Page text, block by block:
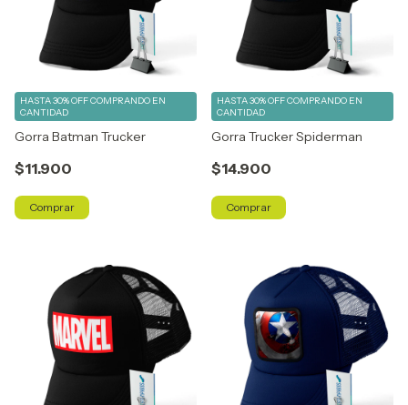
Gorra Batman Trucker
$11.900
HASTA 30% OFFCOMPRANDO EN
CANTIDAD
Comprar
Gorra Trucker Spiderman
$14.900
HASTA 30% OFFCOMPRANDO EN
CANTIDAD
Comprar